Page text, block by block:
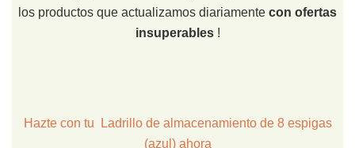
los productos que actualizamos diariamente con ofertas
insuperables!
Hazte con tu Ladrillo de almacenamiento de 8 espigas
(azul) ahora